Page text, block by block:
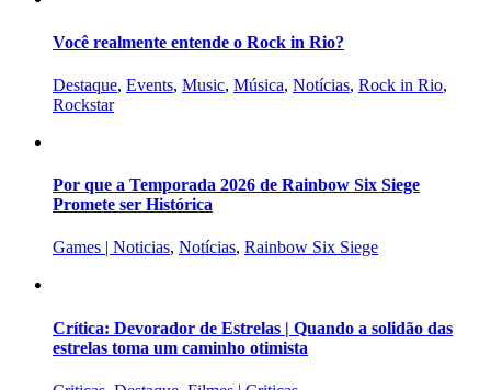
Você realmente entende o Rock in Rio?
Destaque, Events, Music, Música, Notícias, Rock in Rio,
Rockstar
Por que a Temporada 2026 de Rainbow Six Siege
Promete ser Histórica
Games | Noticias, Notícias, Rainbow Six Siege
Crítica: Devorador de Estrelas | Quando a solidão das
estrelas toma um caminho otimista